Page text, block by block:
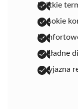
krótkie
wysokie
dokładne
przyjazna